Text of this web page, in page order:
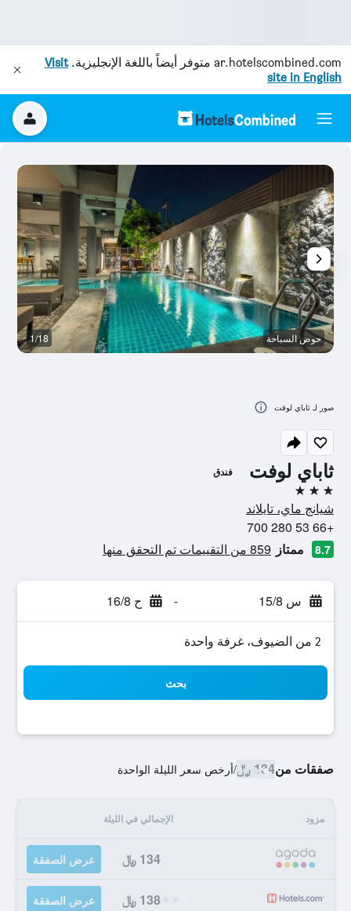
ar.hotelscombined.com متوفر أيضاً باللغة الإنجليزية.Visit
site in English
ثاباي لوفت فندق
3 نجوم
شيانج ماي، تايلاند
+66 53 280 700
8.7 ممتاز 859 من التقييمات تم التحقق منها
س 15/8 - ح 16/8
2 من الضيوف، غرفة واحدة
بحث
صفقات من134 ﷼ /أرخص سعر الليلة الواحدة
مزود الإجمالي في الليلة
134 ﷼ عرض الصفقة
138 ﷼ عرض الصفقة
حوض السباحة 1/18
صور لـ ثاباي لوفت